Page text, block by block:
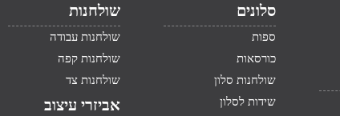
סלונים
ספות
כורסאות
שולחנות סלון
שידות לסלון
שולחנות
שולחנות עבודה
שולחנות קפה
שולחנות צד
אביזרי עיצוב